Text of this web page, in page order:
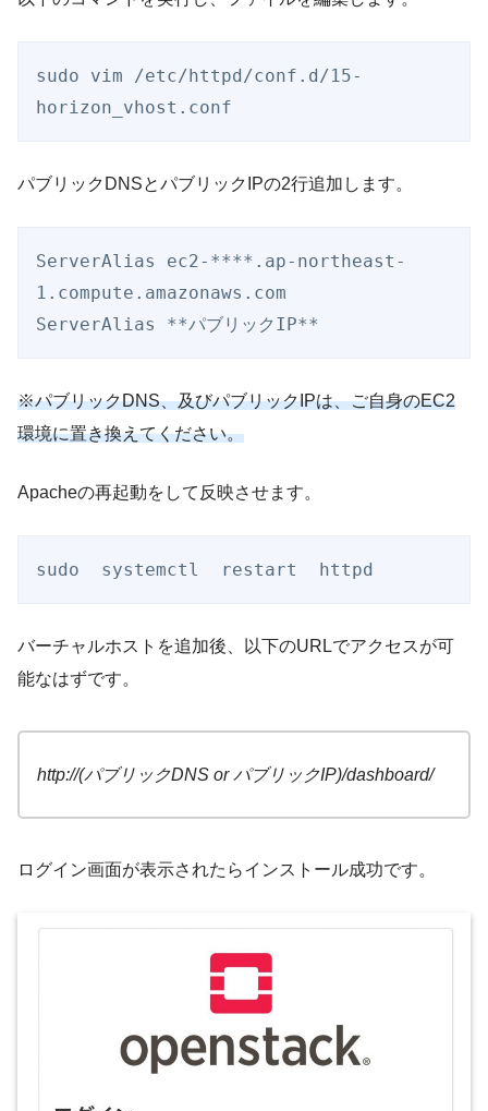
sudo vim /etc/httpd/conf.d/15-
horizon_vhost.conf
パブリックDNSとパブリックIPの2行追加します。
ServerAlias ec2-****.ap-northeast-
1.compute.amazonaws.com
ServerAlias **パブリックIP**
※パブリックDNS、及びパブリックIPは、ご自身のEC2
環境に置き換えてください。
Apacheの再起動をして反映させます。
sudo  systemctl  restart  httpd
バーチャルホストを追加後、以下のURLでアクセスが可
能なはずです。
http://(パブリックDNS or パブリックIP)/dashboard/
ログイン画面が表示されたらインストール成功です。